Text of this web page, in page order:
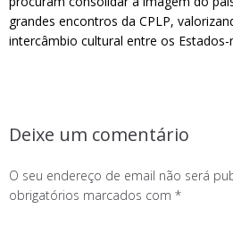
grandes encontros da CPLP,
intercâmbio cultural entre os
Deixe um comentário
O seu endereço de email não será
obrigatórios marcados com *